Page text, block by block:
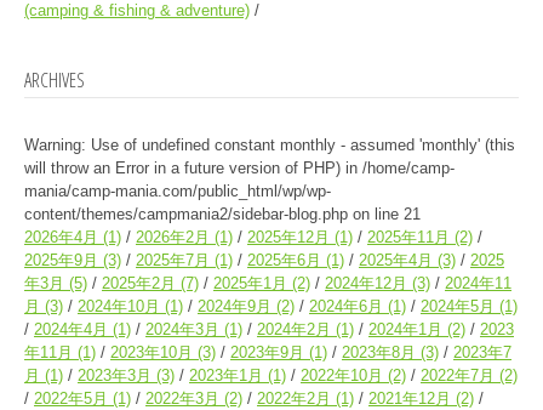
(camping & fishing & adventure)
ARCHIVES
Warning: Use of undefined constant monthly - assumed 'monthly' (this
will throw an Error in a future version of PHP) in /home/camp-
mania/camp-mania.com/public_html/wp/wp-
content/themes/campmania2/sidebar-blog.php on line 21
2026年4月 (1) 2026年2月 (1) 2025年12月 (1) 2025年11月 (2)
2025年9月 (3) 2025年7月 (1) 2025年6月 (1) 2025年4月 (3)
2025
年3月 (5) 2025年2月 (7) 2025年1月 (2) 2024年12月 (3)
2024年11
月 (3) 2024年10月 (1) 2024年9月 (2) 2024年6月 (1) 2024年5月 (1)
2024年4月 (1) 2024年3月 (1) 2024年2月 (1) 2024年1月 (2)
2023
年11月 (1) 2023年10月 (3) 2023年9月 (1) 2023年8月 (3)
2023年7
月 (1) 2023年3月 (3) 2023年1月 (1) 2022年10月 (2) 2022年7月 (2)
2022年5月 (1) 2022年3月 (2) 2022年2月 (1) 2021年12月 (2)